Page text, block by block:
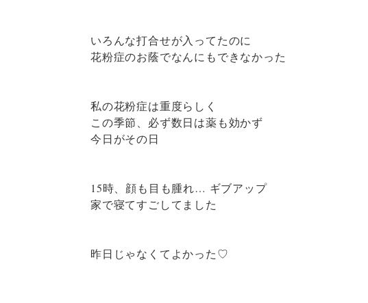
いろんな打合せが入ってたのに
花粉症のお蔭でなんにもできなかった
私の花粉症は重度らしく
この季節、必ず数日は薬も効かず
今日がその日
15時、顔も目も腫れ… ギブアップ
家で寝てすごしてました
昨日じゃなくてよかった♡